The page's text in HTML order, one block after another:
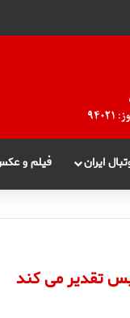
ایران فیلم و
تقدیر می کند